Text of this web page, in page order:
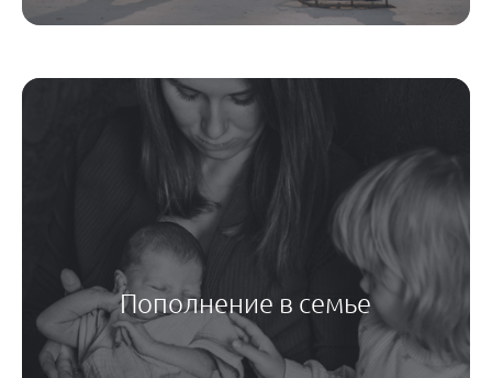
Пополнение в семье